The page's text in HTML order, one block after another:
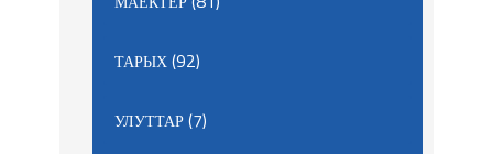
ТАРЫХ(92)
УЛУТТАР(7)